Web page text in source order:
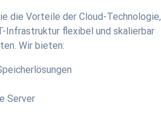
die Vorteile der Cloud-Technologie,
Infrastruktur flexibel und skalierbar
Wir bieten:
Server